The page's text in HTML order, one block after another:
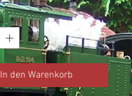
In den Warenkorb